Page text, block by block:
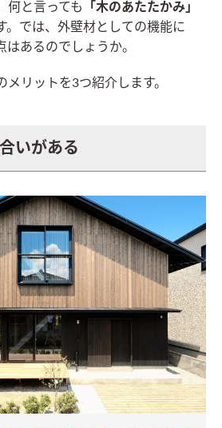
何と言っても
「木のあたたかみ」
。では、外壁材としての機能に
あるのでしょうか。
メリットを3つ紹介します。
いがある